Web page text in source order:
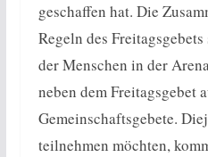
geschaffen hat. Die
Regeln des
der Menschen in der
neben dem Freitagsgebet
Gemeinschaftsgebete.
teilnehmen möchten,